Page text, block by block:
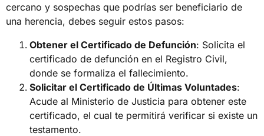
cercano y sospechas que podrías ser beneficiario de
una herencia, debes seguir estos pasos:
Obtener el Certificado de Defunción: Solicita el
certificado de defunción en el Registro Civil,
donde se formaliza el fallecimiento.
Solicitar el Certificado de Últimas Voluntades:
Acude al Ministerio de Justicia para obtener este
certificado, el cual te permitirá verificar si existe un
testamento.